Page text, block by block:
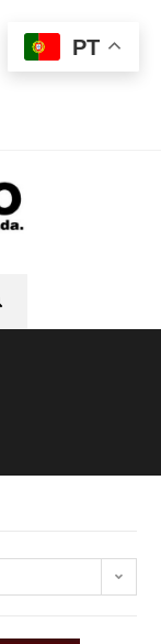
PT